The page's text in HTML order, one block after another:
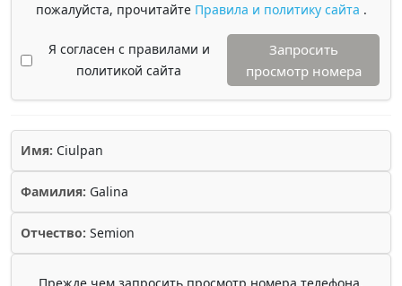
пожалуйста, прочитайте Правила и политику сайта .
Я согласен с правилами и
политикой сайта
Запросить
просмотр номера
Имя: Ciulpan
Фамилия: Galina
Отчество: Semion